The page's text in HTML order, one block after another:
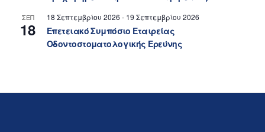
ΣΕΠ
18
18 Σεπτεμβρίου 2026 - 19 Σεπτεμβρίου 2026
Επετειακό Συμπόσιο Εταιρείας
Οδοντοστοματολογικής Ερεύνης